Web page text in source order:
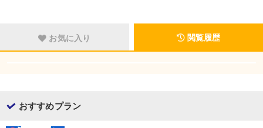
お気に入り 閲覧履歴
おすすめプラン